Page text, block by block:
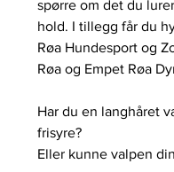
spørre om det du
hold. I tillegg får du
Røa Hundesport og
Røa og Empet Røa
Har du en langhåret
frisyre?
Eller kunne valpen